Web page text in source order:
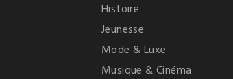
Histoire
Jeunesse
Mode & Luxe
Musique & Cinéma